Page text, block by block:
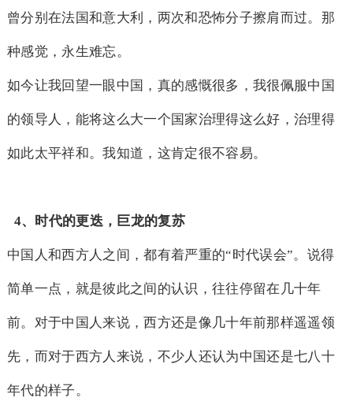
曾分别在法国和意大利，两次和恐怖分子擦肩而过。那
种感觉，永生难忘。
如今让我回望一眼中国，真的感慨很多，我很佩服中国
的领导人，能将这么大一个国家治理得这么好，治理得
如此太平祥和。我知道，这肯定很不容易。
4、时代的更迭，巨龙的复苏
中国人和西方人之间，都有着严重的“时代误会”。说得
简单一点，就是彼此之间的认识，往往停留在几十年
前。对于中国人来说，西方还是像几十年前那样遥遥领
先，而对于西方人来说，不少人还认为中国还是七八十
年代的样子。